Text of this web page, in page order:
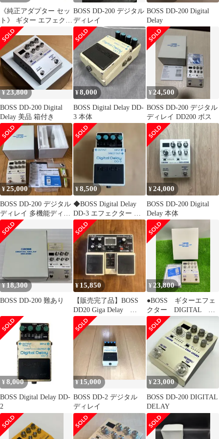
《純正アダプター セッ
ト》 ギター エフェクタ
ー ディレイ リバーブ
NUX ニューエックス
Atlantic + NUX ACD-
006A 9V ACアダプター
BOSS DD-200 デジタル
ディレイ
BOSS DD-200 Digital
Delay
¥23,800
BOSS DD-200 Digital
Delay 美品 箱付き
¥8,000
BOSS Digital Delay DD-
3 本体
¥ 24,500
BOSS DD-200 デジタル
ディレイ DD200 ボス
¥25,000
BOSS DD-200 デジタル
ディレイ 多機能ディレ
イ
¥8,500
◆BOSS Digital Delay
DD-3 エフェクター 本
体◆
¥24,000
BOSS DD-200 Digital
Delay 本体
¥18,300
BOSS DD-200 難あり
¥ 15,850
【販売完了品】BOSS
DD20 Giga Delay
LOOPER
¥ 23,800
●BOSS ギターエフェ
クター DIGITAL
DELAY DD-200 動作
確認済み 中古
u260606_120
¥ 8,000
BOSS Digital Delay DD-
2
¥15,000
BOSS DD-2 デジタル
ディレイ
¥23,000
BOSS DD-200 DIGITAL
DELAY